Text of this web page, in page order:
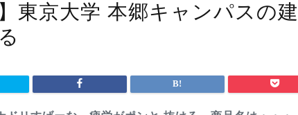
】東京大学 本郷キャンパスの